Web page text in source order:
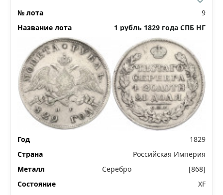
9
1 рубль 1829 года СПБ НГ
1829
Российская Империя
Серебро
[868]
XF